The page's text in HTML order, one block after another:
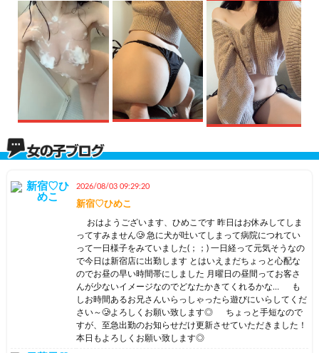
2026/08/03 09:29:20
新宿♡ひめこ
おはようございます、ひめこです 昨日はお休みしてしま
ってすみません🥲 急に犬が吐いてしまって病院につれてい
って一日様子をみていました(；；) 一日経って元気そうなの
で今日は新宿店に出勤します とはいえまだちょっと心配な
のでお昼の早い時間帯にしました 月曜日の昼間ってお客さ
んが少ないイメージなのでどなたかきてくれるかな… も
しお時間あるお兄さんいらっしゃったら遊びにいらしてくだ
さい～🥲よろしくお願い致します◎ ちょっと手短なので
すが、至急出勤のお知らせだけ更新させていただきました！
本日もよろしくお願い致します◎